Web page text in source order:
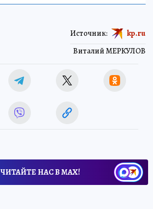
Виталий МЕРКУЛОВ
Источник: kp.ru
ЧИТАЙТЕ НАС В МАХ!